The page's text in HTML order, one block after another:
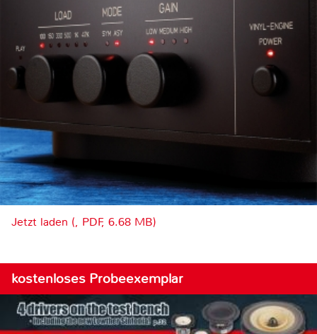
Jetzt laden (, PDF, 6.68 MB)
kostenloses Probeexemplar